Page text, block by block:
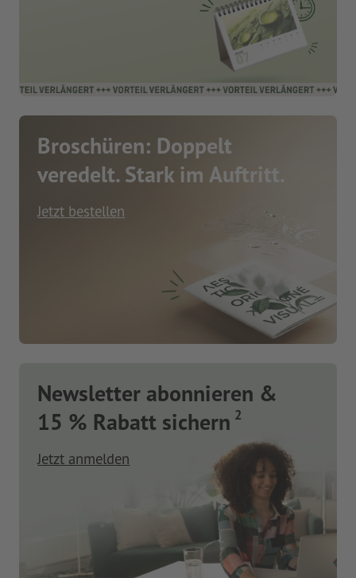
Broschüren: Doppelt
veredelt. Stark im Auftritt.
Jetzt bestellen
Newsletter abonnieren &
15 % Rabatt sichern 2
Jetzt anmelden